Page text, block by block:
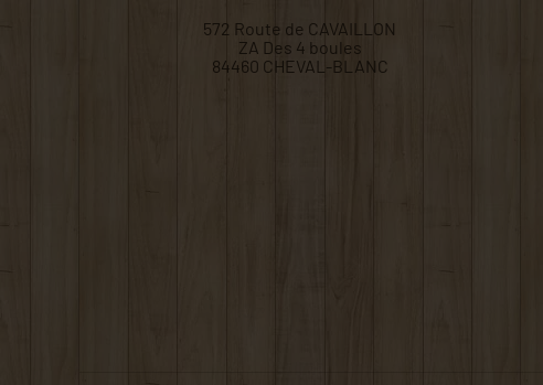
572 Route de CAVAILLON
ZA Des 4 boules
84460 CHEVAL-BLANC